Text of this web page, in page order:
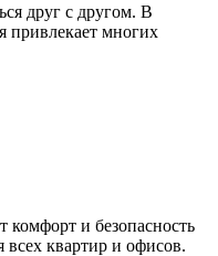
друг с другом. В
привлекает многих
и безопасность
квартир и офисов.